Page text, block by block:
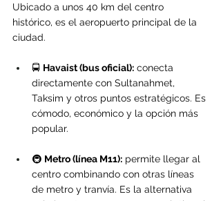
Ubicado a unos 40 km del centro
histórico, es el aeropuerto principal de la
ciudad.
🚍 Havaist (bus oficial): conecta
directamente con Sultanahmet,
Taksim y otros puntos estratégicos. Es
cómodo, económico y la opción más
popular.
🚇 Metro (línea M11): permite llegar al
centro combinando con otras líneas
de metro y tranvía. Es la alternativa